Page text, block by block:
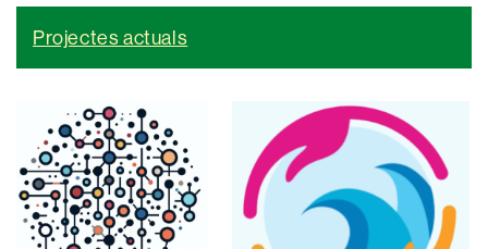
Projectes actuals